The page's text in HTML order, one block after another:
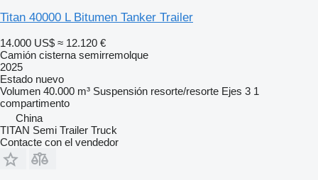
Titan 40000 L Bitumen Tanker Trailer
14.000 US$ ≈ 12.120 €
Camión cisterna semirremolque
2025
Estado nuevo
Volumen 40.000 m³ Suspensión resorte/resorte Ejes 3 1
compartimento
China
TITAN Semi Trailer Truck
Contacte con el vendedor